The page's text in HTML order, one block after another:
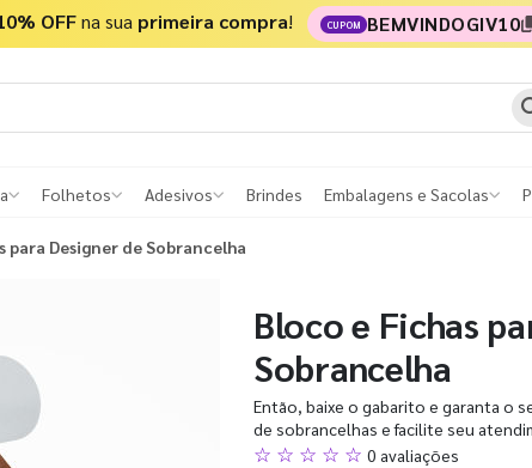
OFFna sua primeira compra! CUPOM BEMVINDOGIV10
Folhetos Adesivos Brindes Embalagens e Sacolas
para Designer de Sobrancelha
Bloco e Fichas
Sobrancelha
Então, baixe o gabarito e garanta o
de sobrancelhas e facilite seu
☆ ☆ ☆ ☆ ☆ 0 avaliações